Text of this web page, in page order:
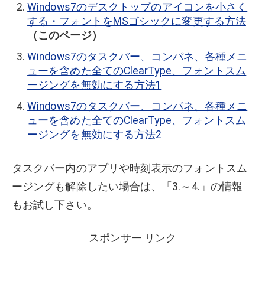
Windows7のデスクトップのアイコンを小さく
する・フォントをMSゴシックに変更する方法
（このページ）
Windows7のタスクバー、コンパネ、各種メニ
ューを含めた全てのClearType、フォントスム
ージングを無効にする方法1
Windows7のタスクバー、コンパネ、各種メニ
ューを含めた全てのClearType、フォントスム
ージングを無効にする方法2
タスクバー内のアプリや時刻表示のフォントスム
ージングも解除したい場合は、「3.～4.」の情報
もお試し下さい。
スポンサー リンク